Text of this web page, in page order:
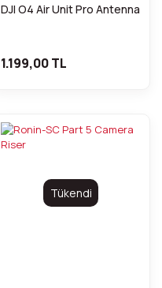
DJI O4 Air Unit Pro Antenna
1.199,00 TL
Tükendi